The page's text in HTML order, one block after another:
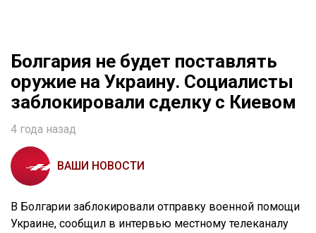
Болгария не будет поставлять
оружие на Украину. Социалисты
заблокировали сделку с Киевом
4 года назад
ВАШИ НОВОСТИ
В Болгарии заблокировали отправку военной помощи
Украине, сообщил в интервью местному телеканалу